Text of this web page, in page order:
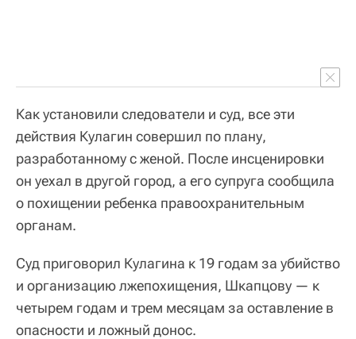
Как установили следователи и суд, все эти
действия Кулагин совершил по плану,
разработанному с женой. После инсценировки
он уехал в другой город, а его супруга сообщила
о похищении ребенка правоохранительным
органам.
Суд приговорил Кулагина к 19 годам за убийство
и организацию лжепохищения, Шкапцову — к
четырем годам и трем месяцам за оставление в
опасности и ложный донос.